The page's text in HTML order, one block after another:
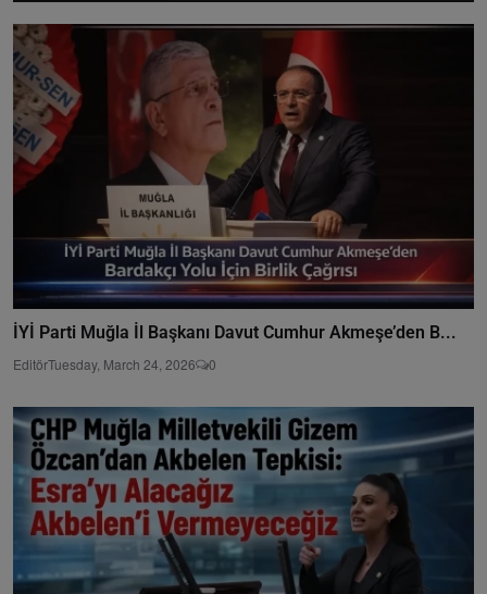
İYİ Parti Muğla İl Başkanı Davut Cumhur Akmeşe’den B...
EditörTuesday, March 24, 2026 0